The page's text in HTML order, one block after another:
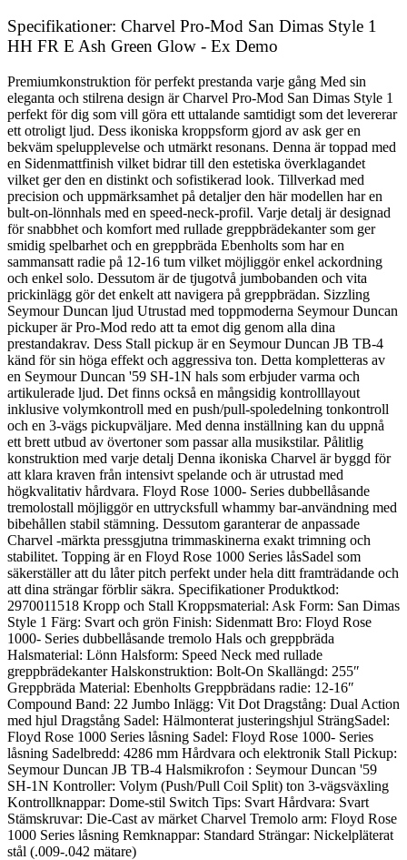
Specifikationer: Charvel Pro-Mod San Dimas Style 1
HH FR E Ash Green Glow - Ex Demo
Premiumkonstruktion för perfekt prestanda varje gång Med sin
eleganta och stilrena design är Charvel Pro-Mod San Dimas Style 1
perfekt för dig som vill göra ett uttalande samtidigt som det levererar
ett otroligt ljud. Dess ikoniska kroppsform gjord av ask ger en
bekväm spelupplevelse och utmärkt resonans. Denna är toppad med
en Sidenmattfinish vilket bidrar till den estetiska överklagandet
vilket ger den en distinkt och sofistikerad look. Tillverkad med
precision och uppmärksamhet på detaljer den här modellen har en
bult-on-lönnhals med en speed-neck-profil. Varje detalj är designad
för snabbhet och komfort med rullade greppbrädekanter som ger
smidig spelbarhet och en greppbräda Ebenholts som har en
sammansatt radie på 12-16 tum vilket möjliggör enkel ackordning
och enkel solo. Dessutom är de tjugotvå jumbobanden och vita
prickinlägg gör det enkelt att navigera på greppbrädan. Sizzling
Seymour Duncan ljud Utrustad med toppmoderna Seymour Duncan
pickuper är Pro-Mod redo att ta emot dig genom alla dina
prestandakrav. Dess Stall pickup är en Seymour Duncan JB TB-4
känd för sin höga effekt och aggressiva ton. Detta kompletteras av
en Seymour Duncan '59 SH-1N hals som erbjuder varma och
artikulerade ljud. Det finns också en mångsidig kontrolllayout
inklusive volymkontroll med en push/pull-spoledelning tonkontroll
och en 3-vägs pickupväljare. Med denna inställning kan du uppnå
ett brett utbud av övertoner som passar alla musikstilar. Pålitlig
konstruktion med varje detalj Denna ikoniska Charvel är byggd för
att klara kraven från intensivt spelande och är utrustad med
högkvalitativ hårdvara. Floyd Rose 1000- Series dubbellåsande
tremolostall möjliggör en uttrycksfull whammy bar-användning med
bibehållen stabil stämning. Dessutom garanterar de anpassade
Charvel -märkta pressgjutna trimmaskinerna exakt trimning och
stabilitet. Topping är en Floyd Rose 1000 Series låsSadel som
säkerställer att du låter pitch perfekt under hela ditt framträdande och
att dina strängar förblir säkra. Specifikationer Produktkod:
2970011518 Kropp och Stall Kroppsmaterial: Ask Form: San Dimas
Style 1 Färg: Svart och grön Finish: Sidenmatt Bro: Floyd Rose
1000- Series dubbellåsande tremolo Hals och greppbräda
Halsmaterial: Lönn Halsform: Speed Neck med rullade
greppbrädekanter Halskonstruktion: Bolt-On Skallängd: 255″
Greppbräda Material: Ebenholts Greppbrädans radie: 12-16″
Compound Band: 22 Jumbo Inlägg: Vit Dot Dragstång: Dual Action
med hjul Dragstång Sadel: Hälmonterat justeringshjul SträngSadel:
Floyd Rose 1000 Series låsning Sadel: Floyd Rose 1000- Series
låsning Sadelbredd: 4286 mm Hårdvara och elektronik Stall Pickup:
Seymour Duncan JB TB-4 Halsmikrofon : Seymour Duncan '59
SH-1N Kontroller: Volym (Push/Pull Coil Split) ton 3-vägsväxling
Kontrollknappar: Dome-stil Switch Tips: Svart Hårdvara: Svart
Stämskruvar: Die-Cast av märket Charvel Tremolo arm: Floyd Rose
1000 Series låsning Remknappar: Standard Strängar: Nickelpläterat
stål (.009-.042 mätare)